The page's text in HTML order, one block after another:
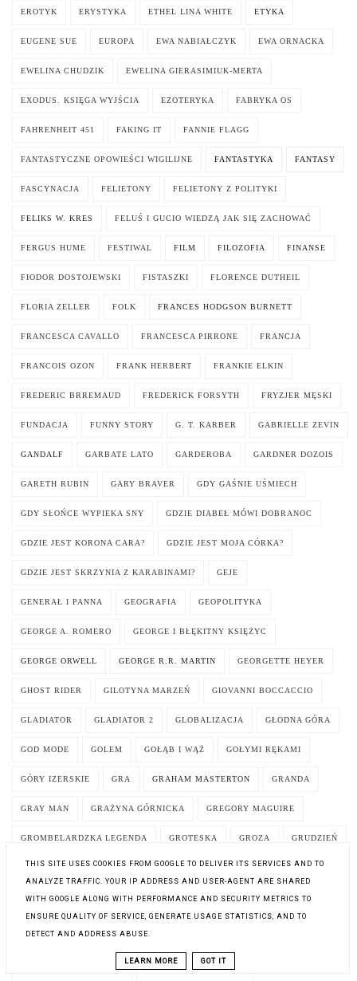
EROTYK ERYSTYKA ETHEL LINA WHITE ETYKA
EUGENE SUE EUROPA EWA NABIAŁCZYK EWA ORNACKA
EWELINA CHUDZIK EWELINA GIERASIMIUK-MERTA
EXODUS. KSIĘGA WYJŚCIA EZOTERYKA FABRYKA OS
FAHRENHEIT 451 FAKING IT FANNIE FLAGG
FANTASTYCZNE OPOWIEŚCI WIGILIJNE FANTASTYKA FANTASY
FASCYNACJA FELIETONY FELIETONY Z POLITYKI
FELIKS W. KRES FELUŚ I GUCIO WIEDZĄ JAK SIĘ ZACHOWAĆ
FERGUS HUME FESTIWAL FILM FILOZOFIA FINANSE
FIODOR DOSTOJEWSKI FISTASZKI FLORENCE DUTHEIL
FLORIA ZELLER FOLK FRANCES HODGSON BURNETT
FRANCESCA CAVALLO FRANCESCA PIRRONE FRANCJA
FRANCOIS OZON FRANK HERBERT FRANKIE ELKIN
FREDERIC BRREMAUD FREDERICK FORSYTH FRYZJER MĘSKI
FUNDACJA FUNNY STORY G. T. KARBER GABRIELLE ZEVIN
GANDALF GARBATE LATO GARDEROBA GARDNER DOZOIS
GARETH RUBIN GARY BRAVER GDY GAŚNIE UŚMIECH
GDY SŁOŃCE WYPIEKA SNY GDZIE DIABEŁ MÓWI DOBRANOC
GDZIE JEST KORONA CARA? GDZIE JEST MOJA CÓRKA?
GDZIE JEST SKRZYNIA Z KARABINAMI? GEJE
GENERAŁ I PANNA GEOGRAFIA GEOPOLITYKA
GEORGE A. ROMERO GEORGE I BŁĘKITNY KSIĘŻYC
GEORGE ORWELL GEORGE R.R. MARTIN GEORGETTE HEYER
GHOST RIDER GILOTYNA MARZEŃ GIOVANNI BOCCACCIO
GLADIATOR GLADIATOR 2 GLOBALIZACJA GŁODNA GÓRA
GOD MODE GOLEM GOŁĄB I WĄŻ GOŁYMI RĘKAMI
GÓRY IZERSKIE GRA GRAHAM MASTERTON GRANDA
GRAY MAN GRAŻYNA GÓRNICKA GREGORY MAGUIRE
GROMBELARDZKA LEGENDA GROTESKA GROZA GRUDZIEŃ
GRZECHY SĄSIADÓW GRZEGORZ BOBIN GRZEGORZ JUSZCZAK
GRZEGORZ MUSIAŁ GRZEGORZ WIELGUS GRZEGRZÓŁKA
GUCIO SIĘ NIECIERPLIWI GUCIO SIĘ NUDZI
THIS SITE USES COOKIES FROM GOOGLE TO DELIVER ITS SERVICES AND TO
ANALYZE TRAFFIC. YOUR IP ADDRESS AND USER-AGENT ARE SHARED
WITH GOOGLE ALONG WITH PERFORMANCE AND SECURITY METRICS TO
ENSURE QUALITY OF SERVICE, GENERATE USAGE STATISTICS, AND TO
DETECT AND ADDRESS ABUSE.
LEARN MORE GOT IT